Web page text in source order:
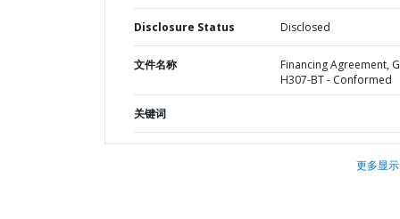
Disclosure Status Disclosed
文件名称
Financing Agreement,
H307-BT - Conformed
关键词
更多显示